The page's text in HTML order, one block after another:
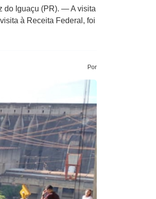
do Iguaçu (PR). — A visita
à Receita Federal, foi
Por